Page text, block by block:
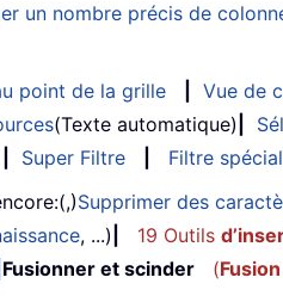
un nombre précis de
point de la grille Vue de
(Texte automatique)
Super Filtre Filtre spécial
Supprimer des
, ...) 19 Outils
Fusionner et scinder (